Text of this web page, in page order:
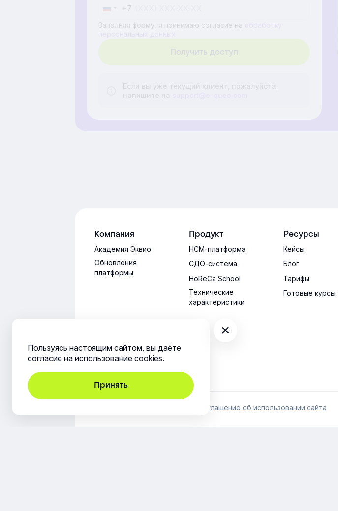
Russia
+7
+7
Заполняя форму, я принимаю согласие на
Если вы уже текущий клиент, пожалуйста,
напишите на
Компания
Академия Эквио
Обновления
платформы
Продукт
HCM-платформа
СДО-система
HoReCa School
Технические
характеристики
Ресурсы
Кейсы
Блог
Тарифы
Готовые курсы
Соглашение об использовании сайта
Пользуясь настоящим сайтом, вы даёте
согласие на использование cookies.
Принять